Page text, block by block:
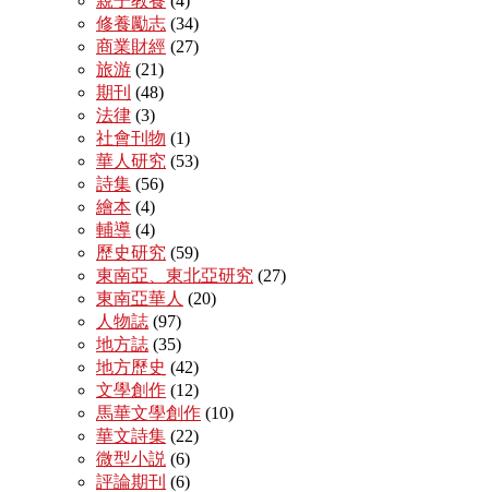
修養勵志 (34)
商業財經 (27)
旅游 (21)
期刊 (48)
法律 (3)
社會刊物 (1)
華人研究 (53)
詩集 (56)
繪本 (4)
輔導 (4)
歷史研究 (59)
東南亞、東北亞研究 (27)
東南亞華人 (20)
人物誌 (97)
地方誌 (35)
地方歷史 (42)
文學創作 (12)
馬華文學創作 (10)
華文詩集 (22)
微型小説 (6)
評論期刊 (6)